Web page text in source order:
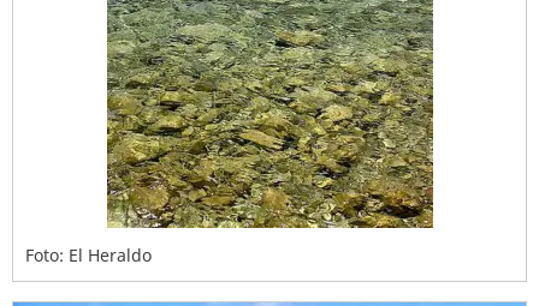
Foto: El Heraldo